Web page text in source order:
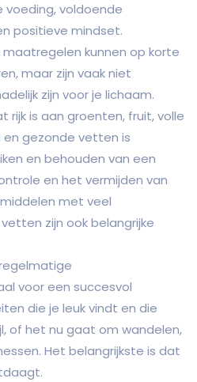
voldoende
positieve mindset.
kunnen op korte
maar zijn vaak niet
zijn voor je lichaam.
rijk is aan groenten, fruit, volle
gezonde vetten is
en behouden van een
en het vermijden van
met veel
zijn ook belangrijke
voor een succesvol
die je leuk vindt en die
of het nu gaat om wandelen,
Het belangrijkste is dat